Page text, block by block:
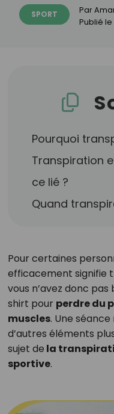
SPORT Par
Publié le
Pourquoi
Transpiration
ce lié ?
Quand
Pour certaines
efficacement signifie
vous n’avez donc
shirt pour perdre du
muscles. Une
d’autres éléments
sujet de la
sportive.